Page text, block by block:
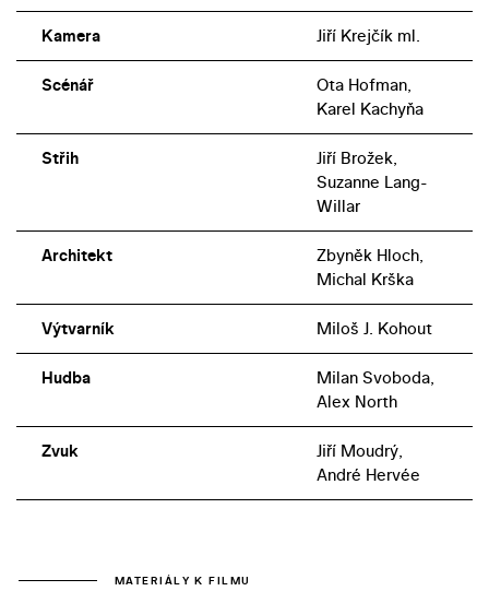
Kamera Jiří Krejčík ml.
Scénář
Ota Hofman,
Karel Kachyňa
Střih
Jiří Brožek,
Suzanne Lang-
Willar
Architekt
Zbyněk Hloch,
Michal Krška
Výtvarník Miloš J. Kohout
Hudba
Milan Svoboda,
Alex North
Zvuk
Jiří Moudrý,
André Hervée
MATERIÁLY K FILMU